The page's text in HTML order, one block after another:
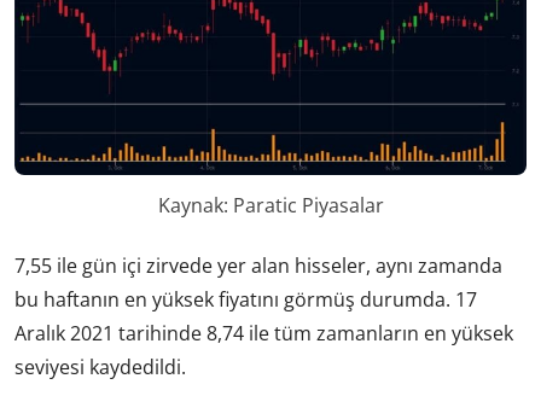
Kaynak: Paratic Piyasalar
7,55 ile gün içi zirvede yer alan hisseler, aynı zamanda
bu haftanın en yüksek fiyatını görmüş durumda. 17
Aralık 2021 tarihinde 8,74 ile tüm zamanların en yüksek
seviyesi kaydedildi.